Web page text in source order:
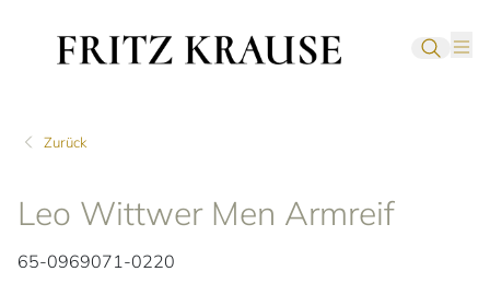
Zurück
Leo Wittwer Men Armreif
65-0969071-0220